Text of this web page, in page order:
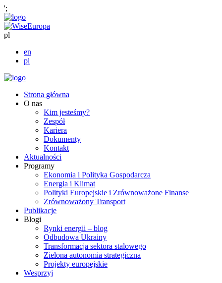
';
pl
en
pl
Strona główna
O nas
Kim jesteśmy?
Zespół
Kariera
Dokumenty
Kontakt
Aktualności
Programy
Ekonomia i Polityka Gospodarcza
Energia i Klimat
Polityki Europejskie i Zrównoważone Finanse
Zrównoważony Transport
Publikacje
Blogi
Rynki energii – blog
Odbudowa Ukrainy
Transformacja sektora stalowego
Zielona autonomia strategiczna
Projekty europejskie
Wesprzyj